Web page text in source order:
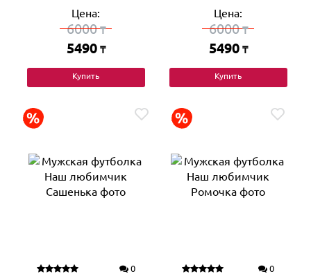
Цена:
6000₸
5490 ₸
Купить
Цена:
6000₸
5490 ₸
Купить
0 0